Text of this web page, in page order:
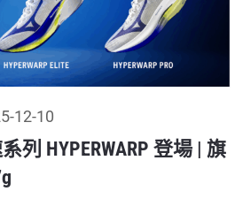
12-10
列 HYPERWARP 登場 | 旗